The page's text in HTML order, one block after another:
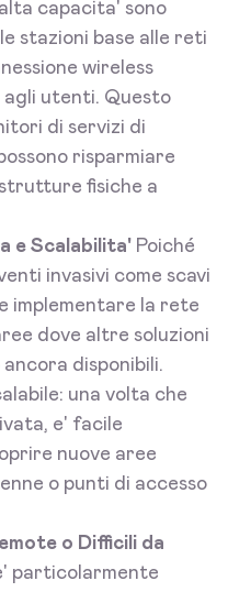
capacita' sono
stazioni base alle reti
wireless
agli utenti. Questo
di servizi di
risparmiare
fisiche a
e Scalabilita' Poiché
invasivi come scavi
implementare la rete
dove altre soluzioni
disponibili.
una volta che
e' facile
nuove aree
o punti di accesso
o Difficili da
particolarmente